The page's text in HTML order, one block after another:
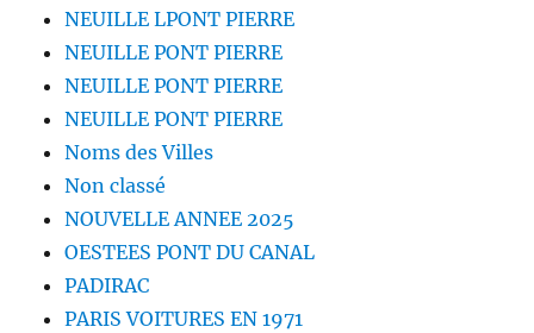
NEUILLE LPONT PIERRE
NEUILLE PONT PIERRE
NEUILLE PONT PIERRE
NEUILLE PONT PIERRE
Noms des Villes
Non classé
NOUVELLE ANNEE 2025
OESTEES PONT DU CANAL
PADIRAC
PARIS VOITURES EN 1971